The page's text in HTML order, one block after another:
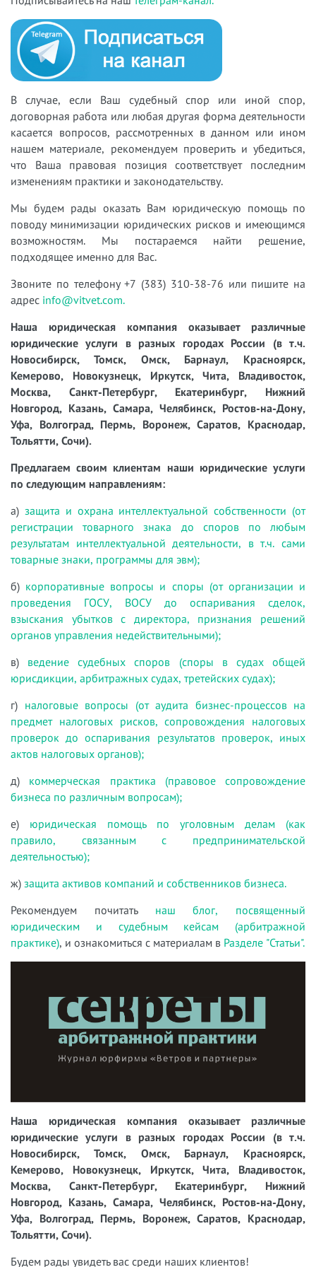
В случае, если Ваш судебный спор или иной спор,
договорная работа или любая другая форма деятельности
касается вопросов, рассмотренных в данном или ином
нашем материале, рекомендуем проверить и убедиться,
что Ваша правовая позиция соответствует последним
изменениям практики и законодательству.
Мы будем рады оказать Вам юридическую помощь по
поводу минимизации юридических рисков и имеющимся
возможностям. Мы постараемся найти решение,
подходящее именно для Вас.
Звоните по телефону +7 (383) 310-38-76 или пишите на
адрес info@vitvet.com.
Наша юридическая компания оказывает различные
юридические услуги в разных городах России (в т.ч.
Новосибирск, Томск, Омск, Барнаул, Красноярск,
Кемерово, Новокузнецк, Иркутск, Чита, Владивосток,
Москва, Санкт-Петербург, Екатеринбург, Нижний
Новгород, Казань, Самара, Челябинск, Ростов-на-Дону,
Уфа, Волгоград, Пермь, Воронеж, Саратов, Краснодар,
Тольятти, Сочи).
Предлагаем своим клиентам наши юридические услуги
по следующим направлениям:
а) защита и охрана интеллектуальной собственности (от
регистрации товарного знака до споров по любым
результатам интеллектуальной деятельности, в т.ч. сами
товарные знаки, программы для эвм);
б) корпоративные вопросы и споры (от организации и
проведения ГОСУ, ВОСУ до оспаривания сделок,
взыскания убытков с директора, признания решений
органов управления недействительными);
в) ведение судебных споров (споры в судах общей
юрисдикции, арбитражных судах, третейских судах);
г) налоговые вопросы (от аудита бизнес-процессов на
предмет налоговых рисков, сопровождения налоговых
проверок до оспаривания результатов проверок, иных
актов налоговых органов);
д) коммерческая практика (правовое сопровождение
бизнеса по различным вопросам);
е) юридическая помощь по уголовным делам (как
правило, связанным с предпринимательской
деятельностью);
ж) защита активов компаний и собственников бизнеса.
Рекомендуем почитать наш блог, посвященный
юридическим и судебным кейсам (арбитражной
практике), и ознакомиться с материалам в Разделе "Статьи".
Наша юридическая компания оказывает различные
юридические услуги в разных городах России (в т.ч.
Новосибирск, Томск, Омск, Барнаул, Красноярск,
Кемерово, Новокузнецк, Иркутск, Чита, Владивосток,
Москва, Санкт-Петербург, Екатеринбург, Нижний
Новгород, Казань, Самара, Челябинск, Ростов-на-Дону,
Уфа, Волгоград, Пермь, Воронеж, Саратов, Краснодар,
Тольятти, Сочи).
Будем рады увидеть вас среди наших клиентов!